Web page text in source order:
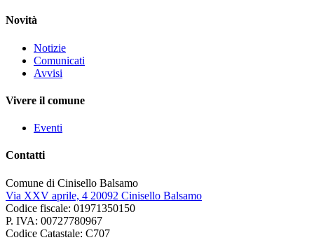
Novità
Notizie
Comunicati
Avvisi
Vivere il comune
Eventi
Contatti
Comune di Cinisello Balsamo
Via XXV aprile, 4 20092 Cinisello Balsamo
Codice fiscale: 01971350150
P. IVA: 00727780967
Codice Catastale: C707